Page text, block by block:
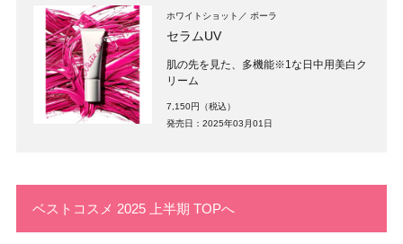
ホワイトショット ポーラ
セラムUV
肌の先を見た、多機能※1な日中用美白ク
リーム
7,150円（税込）
発売日：2025年03月01日
ベストコスメ 2025 上半期 TOPへ